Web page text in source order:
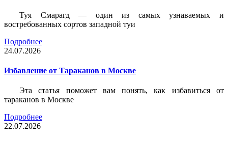
Туя Смарагд — один из самых узнаваемых и
востребованных сортов западной туи
Подробнее
24.07.2026
Избавление от Тараканов в Москве
Эта статья поможет вам понять, как избавиться от
тараканов в Москве
Подробнее
22.07.2026